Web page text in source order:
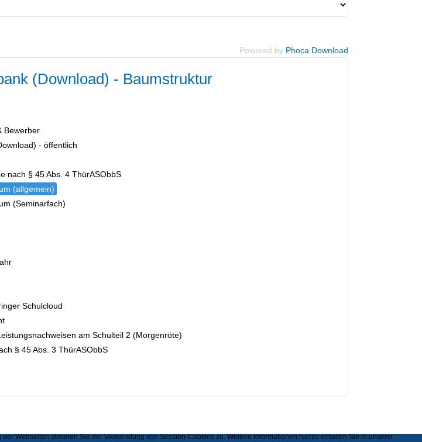
Powered by Phoca Download
(Download) - Baumstruktur
Bewerber
- öffentlich
nach § 45 Abs. 4 ThürASObbS
(allgemein)
(Seminarfach)
Schulcloud
am Schulteil 2 (Morgenröte)
§ 45 Abs. 3 ThürASObbS
Webseiten stimmen Sie der Verwendung von Session-Cookies zu. Weitere Informationen hierzu erhalten Sie in unserer